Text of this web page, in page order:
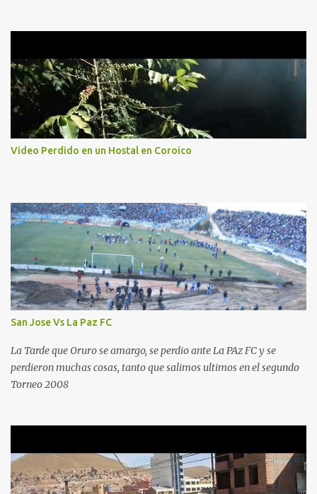
Video Perdido en un Hostal en Coroico
San Jose Vs La Paz FC
La Tarde que Oruro se amargo, se perdio ante La PAz FC y se
perdieron muchas cosas, tanto que salimos ultimos en el segundo
Torneo 2008